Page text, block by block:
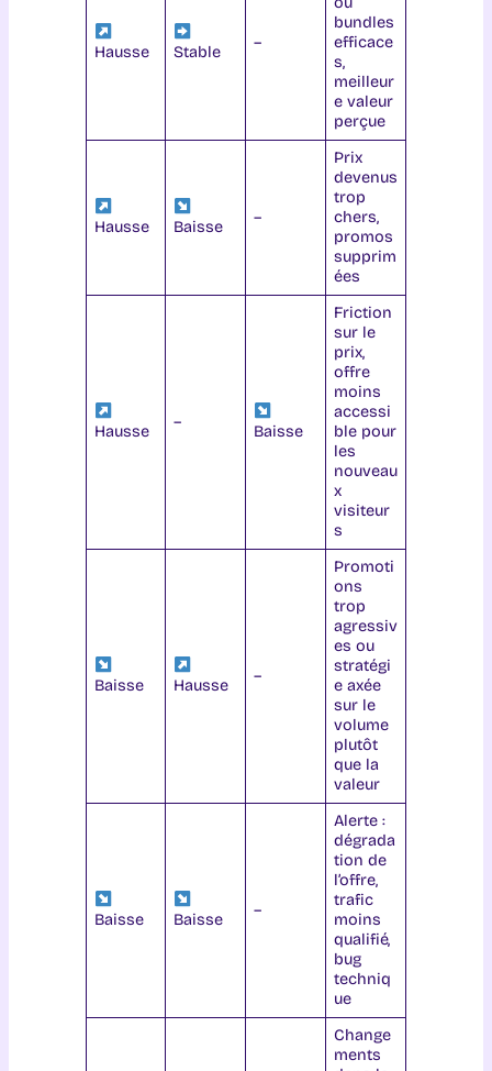
Hausse Stable
–
bundles
efficace
s,
meilleur
e valeur
perçue
Hausse Baisse
–
Prix
devenus
trop
chers,
promos
supprim
ées
Hausse
–
Baisse
Friction
sur le
prix,
offre
moins
accessi
ble pour
les
nouveau
x
visiteur
s
Baisse Hausse
–
Promoti
ons
trop
agressiv
es ou
stratégi
e axée
sur le
volume
plutôt
que la
valeur
Baisse Baisse
–
Alerte :
dégrada
tion de
l’offre,
trafic
moins
qualifié,
bug
techniq
ue
Change
ments